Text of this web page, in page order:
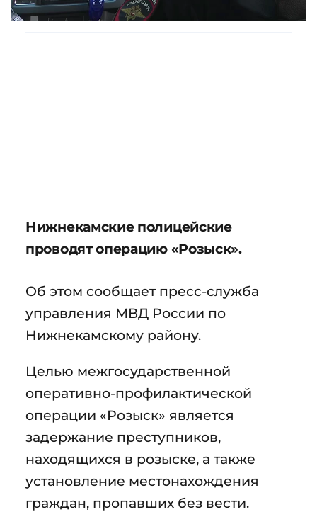
Нижнекамские полицейские
проводят операцию «Розыск».
Об этом сообщает пресс-служба
управления МВД России по
Нижнекамскому району.
Целью межгосударственной
оперативно-профилактической
операции «Розыск» является
задержание преступников,
находящихся в розыске, а также
установление местонахождения
граждан, пропавших без вести.